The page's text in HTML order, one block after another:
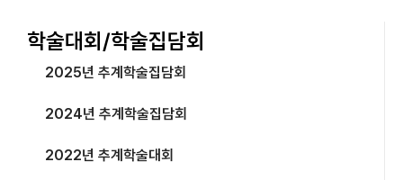
학술대회/학술집담회
2025년 추계학술집담회
2024년 추계학술집담회
2022년 추계학술대회